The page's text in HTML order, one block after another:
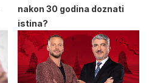
nakon 30 godina doznati
istina?